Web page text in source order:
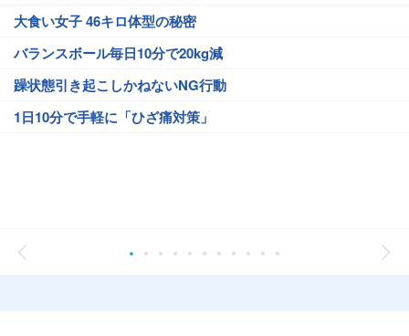
大食い女子 46キロ体型の秘密
バランスボール毎日10分で20kg減
躁状態引き起こしかねないNG行動
1日10分で手軽に「ひざ痛対策」